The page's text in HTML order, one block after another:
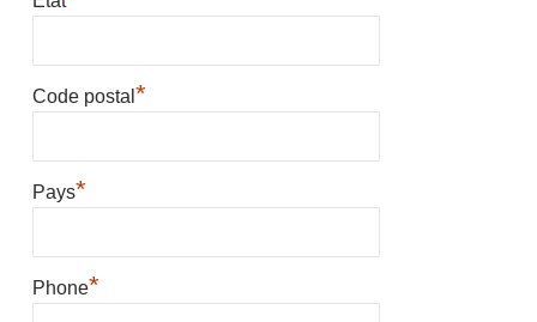
Code postal *
Pays*
Phone*